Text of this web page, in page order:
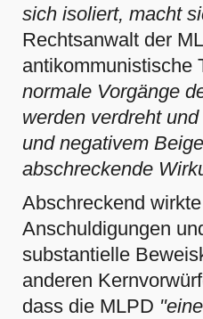
sich isoliert, macht
Rechtsanwalt der
antikommunistische
normale Vorgänge
werden verdreht
und negativem
abschreckende
Abschreckend
Anschuldigungen
substantielle
anderen
dass die MLPD